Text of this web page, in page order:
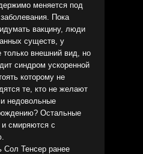
меняется под
Пока
вакцину, люди
существ, у
только внешний вид, но
синдром ускоренной
которому не
те, кто не желают
недовольные
Остальные
и смиряются с
Сол Тенсер ранее